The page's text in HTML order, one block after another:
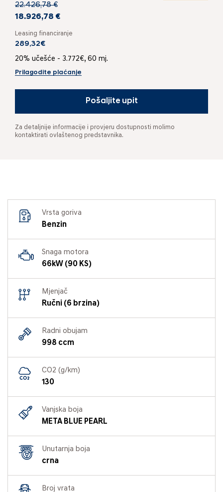
22.426,78 €
18.926,78 €
Leasing financiranje
289,32€
20% učešće - 3.772€, 60 mj.
Prilagodite plaćanje
Pošaljite upit
Za detaljnije informacije i provjeru dostupnosti molimo
kontaktirati ovlaštenog predstavnika.
Vrsta goriva
Benzin
Snaga motora
66kW (90 KS)
Mjenjač
Ručni (6 brzina)
Radni obujam
998 ccm
CO2 (g/km)
130
Vanjska boja
META BLUE PEARL
Unutarnja boja
crna
Broj vrata